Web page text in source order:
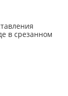
в срезанном